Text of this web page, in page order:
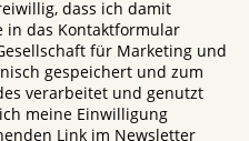
dass ich damit
in das Kontaktformular
für Marketing und
gespeichert und zum
verarbeitet und genutzt
meine Einwilligung
Link im Newsletter